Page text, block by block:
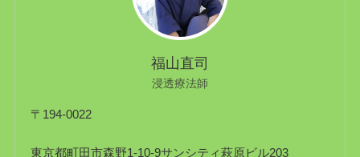
福山直司
浸透療法師
〒194-0022
東京都町田市森野1-10-9サンシティ萩原ビル203